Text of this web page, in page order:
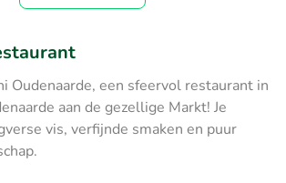
Oudenaarde, een sfeervol restaurant in
aan de gezellige Markt! Je
vis, verfijnde smaken en puur